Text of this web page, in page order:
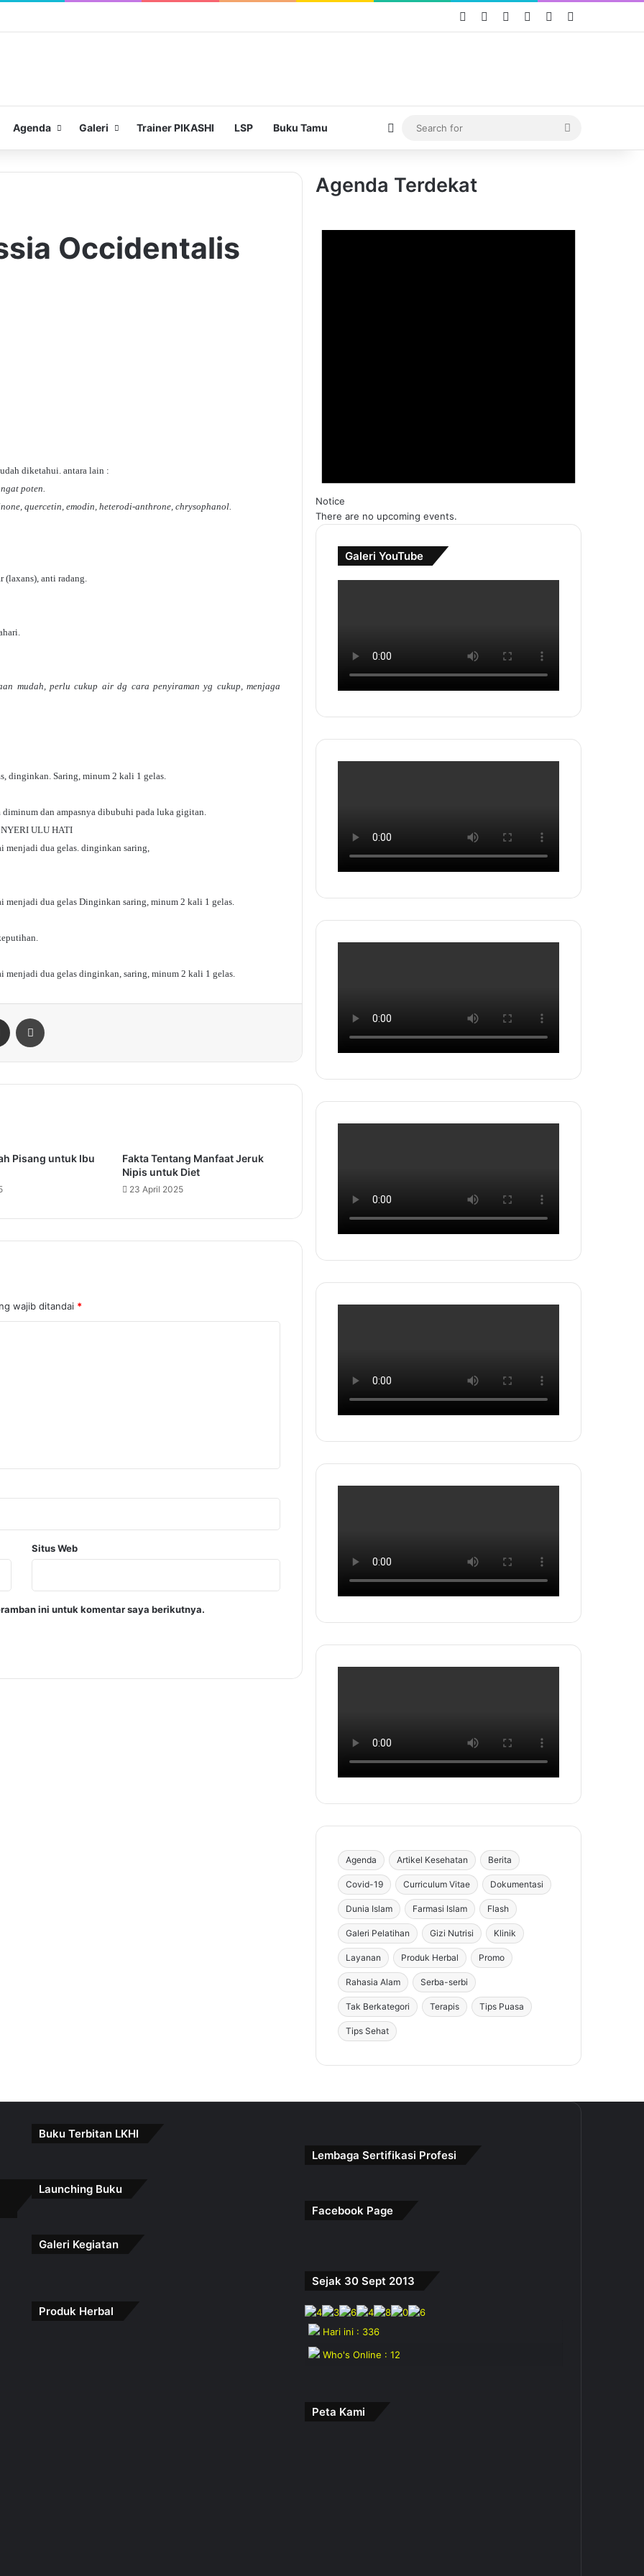
Facebook YouTubeInstagram
TikTok
Agenda Galeri Trainer PIKASHI LSP Buku Tamu Switch skin
Search
for
Occidentalis
diketahui. antara lain :
poten.
quercetin, emodin, heterodi-anthrone, chrysophanol.
(laxans), anti radang.
mudah, perlu cukup air dg cara penyiraman yg cukup, menjaga
dinginkan. Saring, minum 2 kali 1 gelas.
dan ampasnya dibubuhi pada luka gigitan.
ULU HATI
menjadi dua gelas. dinginkan saring,
menjadi dua gelas Dinginkan saring, minum 2 kali 1 gelas.
menjadi dua gelas dinginkan, saring, minum 2 kali 1 gelas.
Share via Email
Pisang untuk Ibu
Fakta Tentang Manfaat Jeruk
Nipis untuk Diet
23 April 2025
wajib ditandai *
Situs Web
ini untuk komentar saya berikutnya.
Agenda Terdekat
Notice
There are no upcoming events.
Galeri YouTube
Agenda Artikel Kesehatan Berita
Covid-19 Curriculum Vitae Dokumentasi
Dunia Islam Farmasi Islam Flash
Galeri Pelatihan Gizi Nutrisi Klinik
Layanan Produk Herbal Promo
Rahasia Alam Serba-serbi
Tak Berkategori Terapis Tips Puasa
Tips Sehat
Buku Terbitan LKHI
Launching Buku
Galeri Kegiatan
Produk Herbal
Lembaga Sertifikasi Profesi
Facebook Page
Sejak 30 Sept 2013
Hari ini : 336
Who's Online : 12
Peta Kami